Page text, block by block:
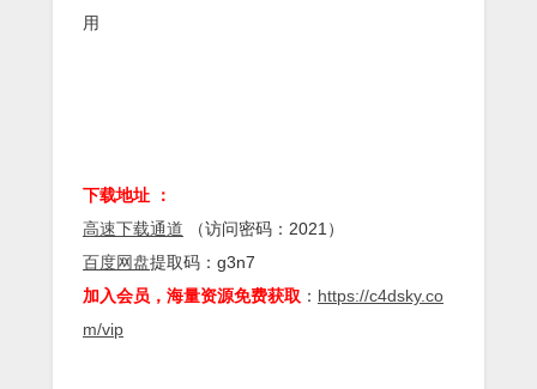
用
下载地址 ：
高速下载通道 （访问密码：2021）
百度网盘提取码：g3n7
加入会员，海量资源免费获取 ： https://c4dsky.co
m/vip